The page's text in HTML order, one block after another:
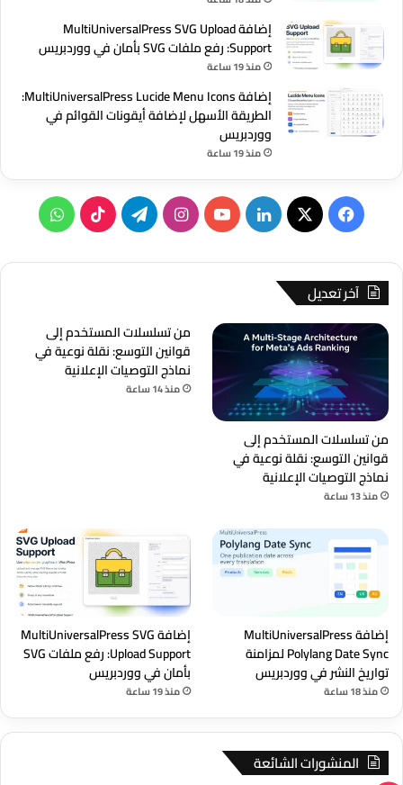
إضافة MultiUniversalPress SVG Upload
Support: رفع ملفات SVG بأمان في ووردبريس
منذ 19 ساعة
إضافة MultiUniversalPress Lucide Menu Icons:
الطريقة الأسهل لإضافة أيقونات القوائم في
ووردبريس
منذ 19 ساعة
فيسبوك
‫X لينكدإن‫YouTubeانستقرامتيلقرام‫TikTok
آخر تعديل
من تسلسلات المستخدم إلى
قوانين التوسع: نقلة نوعية في
نماذج التوصيات الإعلانية
منذ 13 ساعة
من تسلسلات المستخدم إلى
قوانين التوسع: نقلة نوعية في
نماذج التوصيات الإعلانية
منذ 14 ساعة
إضافة MultiUniversalPress
Polylang Date Sync لمزامنة
تواريخ النشر في ووردبريس
منذ 18 ساعة
إضافة MultiUniversalPress SVG
Upload Support: رفع ملفات SVG
بأمان في ووردبريس
منذ 19 ساعة
المنشورات الشائعة